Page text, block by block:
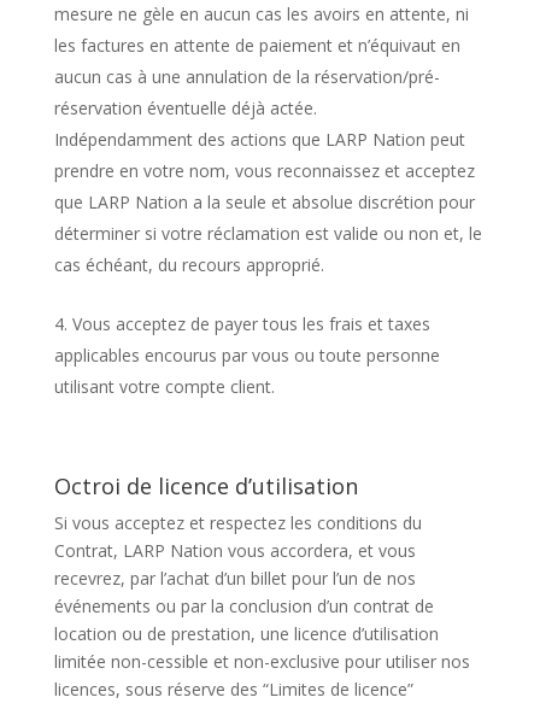
mesure ne gèle en aucun cas les avoirs en attente, ni
les factures en attente de paiement et n’équivaut en
aucun cas à une annulation de la réservation/pré-
réservation éventuelle déjà actée.
Indépendamment des actions que LARP Nation peut
prendre en votre nom, vous reconnaissez et acceptez
que LARP Nation a la seule et absolue discrétion pour
déterminer si votre réclamation est valide ou non et, le
cas échéant, du recours approprié.
Vous acceptez de payer tous les frais et taxes
applicables encourus par vous ou toute personne
utilisant votre compte client.
Octroi de licence d’utilisation
Si vous acceptez et respectez les conditions du
Contrat, LARP Nation vous accordera, et vous
recevrez, par l’achat d’un billet pour l’un de nos
événements ou par la conclusion d’un contrat de
location ou de prestation, une licence d’utilisation
limitée non-cessible et non-exclusive pour utiliser nos
licences, sous réserve des “Limites de licence”